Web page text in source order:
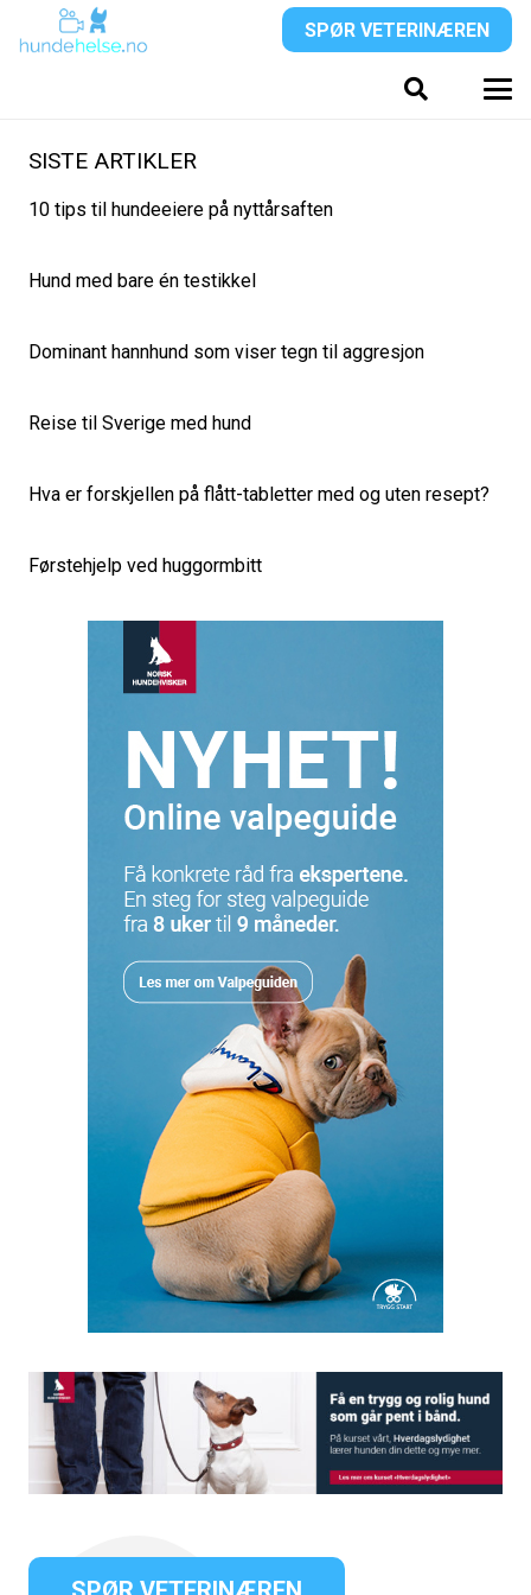
SPØR VETERINÆREN
SISTE ARTIKLER
10 tips til hundeeiere på nyttårsaften
Hund med bare én testikkel
Dominant hannhund som viser tegn til aggresjon
Reise til Sverige med hund
Hva er forskjellen på flått-tabletter med og uten resept?
Førstehjelp ved huggormbitt